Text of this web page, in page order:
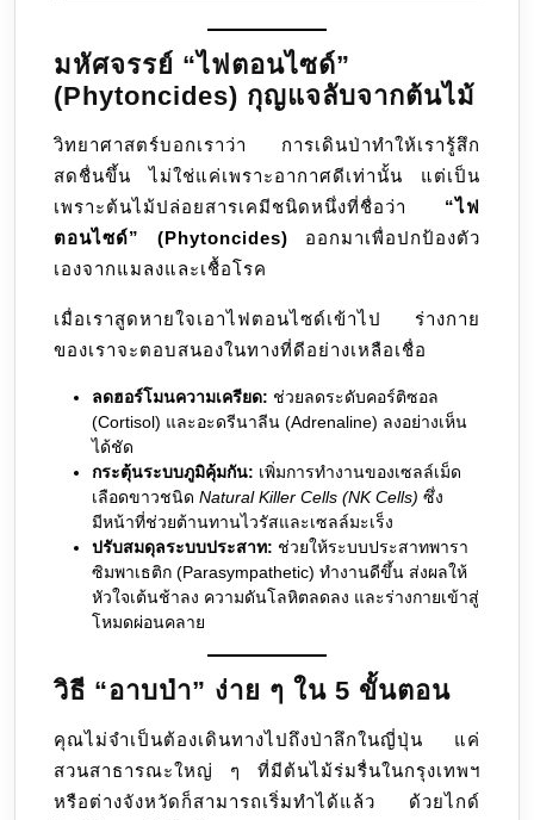
มหัศจรรย์ “ไฟตอนไซด์”
(Phytoncides) กุญแจลับจากต้นไม้
วิทยาศาสตร์บอกเราว่า การเดินป่าทำให้เรารู้สึก
สดชื่นขึ้น ไม่ใช่แค่เพราะอากาศดีเท่านั้น แต่เป็น
เพราะต้นไม้ปล่อยสารเคมีชนิดหนึ่งที่ชื่อว่า “ไฟ
ตอนไซด์” (Phytoncides) ออกมาเพื่อปกป้องตัว
เองจากแมลงและเชื้อโรค
เมื่อเราสูดหายใจเอาไฟตอนไซด์เข้าไป ร่างกาย
ของเราจะตอบสนองในทางที่ดีอย่างเหลือเชื่อ
ลดฮอร์โมนความเครียด: ช่วยลดระดับคอร์ติซอล
(Cortisol) และอะดรีนาลีน (Adrenaline) ลงอย่างเห็น
ได้ชัด
กระตุ้นระบบภูมิคุ้มกัน: เพิ่มการทำงานของเซลล์เม็ด
เลือดขาวชนิด Natural Killer Cells (NK Cells) ซึ่ง
มีหน้าที่ช่วยต้านทานไวรัสและเซลล์มะเร็ง
ปรับสมดุลระบบประสาท: ช่วยให้ระบบประสาทพารา
ซิมพาเธติก (Parasympathetic) ทำงานดีขึ้น ส่งผลให้
หัวใจเต้นช้าลง ความดันโลหิตลดลง และร่างกายเข้าสู่
โหมดผ่อนคลาย
วิธี “อาบป่า” ง่าย ๆ ใน 5 ขั้นตอน
คุณไม่จำเป็นต้องเดินทางไปถึงป่าลึกในญี่ปุ่น แค่
สวนสาธารณะใหญ่ ๆ ที่มีต้นไม้ร่มรื่นในกรุงเทพฯ
หรือต่างจังหวัดก็สามารถเริ่มทำได้แล้ว ด้วยไกด์